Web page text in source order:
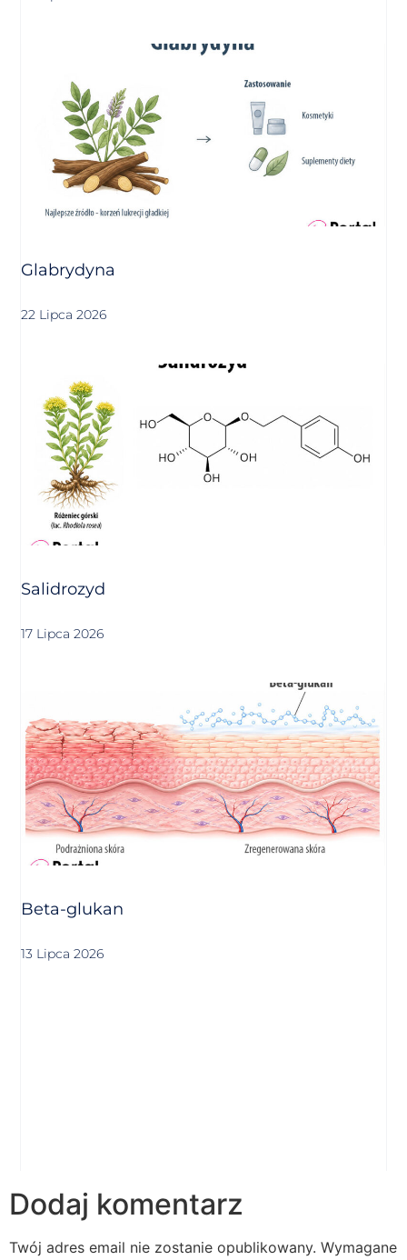
Glabrydyna
22 Lipca 2026
Salidrozyd
17 Lipca 2026
Beta-glukan
13 Lipca 2026
Dodaj komentarz
Twój adres email nie zostanie opublikowany. Wymagane